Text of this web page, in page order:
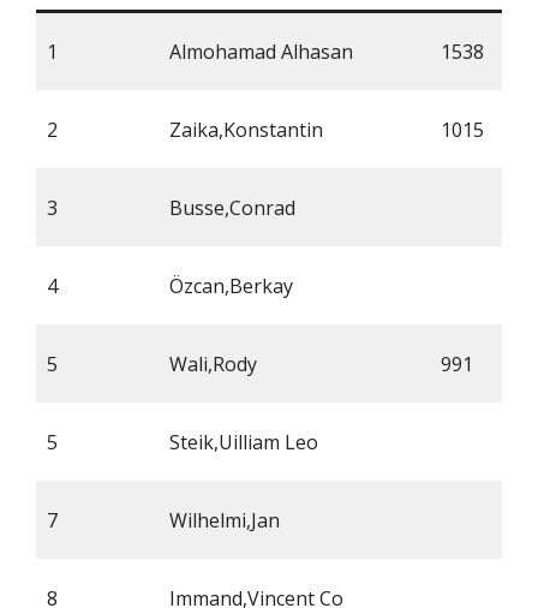
1 Almohamad Alhasan 1538
2 Zaika,Konstantin 1015
3 Busse,Conrad
4 Özcan,Berkay
5 Wali,Rody 991
5 Steik,Uilliam Leo
7 Wilhelmi,Jan
8 Immand,Vincent Co